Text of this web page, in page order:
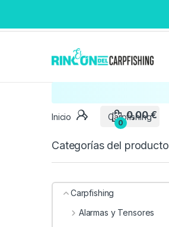
Inicio Carpfishing
Categorías del producto
Carpfishing
Alarmas y Tensores